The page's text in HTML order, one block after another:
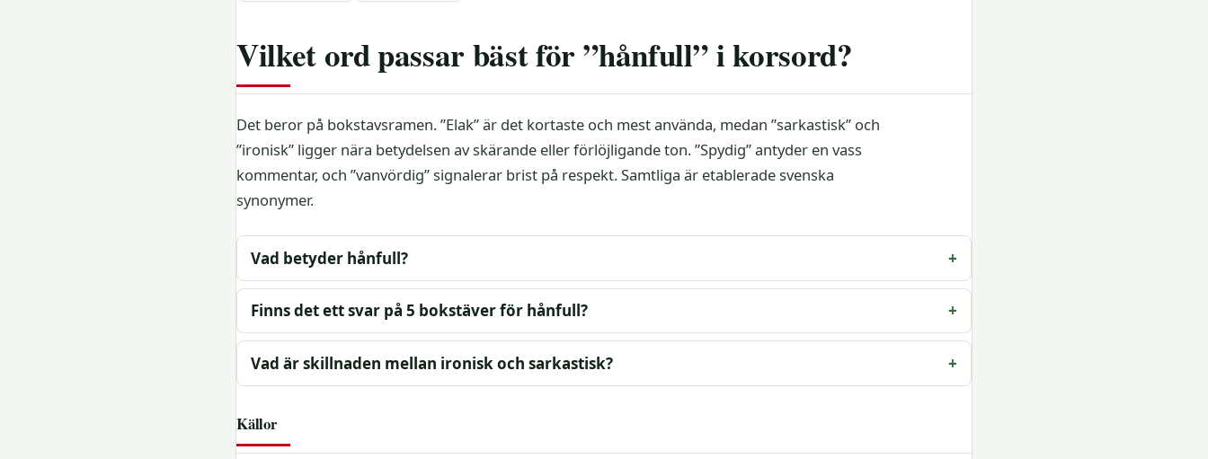
Vilket ord passar bäst för ”hånfull” i korsord?
Det beror på bokstavsramen. ”Elak” är det kortaste och mest använda, medan ”sarkastisk” och
”ironisk” ligger nära betydelsen av skärande eller förlöjligande ton. ”Spydig” antyder en vass
kommentar, och ”vanvördig” signalerar brist på respekt. Samtliga är etablerade svenska
synonymer.
Vad betyder hånfull?
Finns det ett svar på 5 bokstäver för hånfull?
Vad är skillnaden mellan ironisk och sarkastisk?
Källor